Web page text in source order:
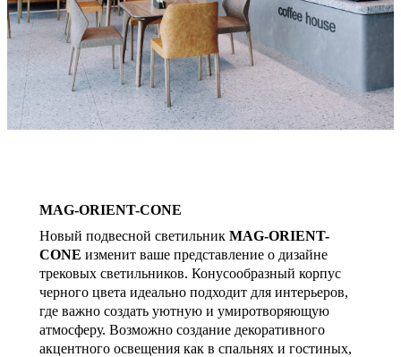
MAG-ORIENT-CONE
Новый подвесной светильник MAG-ORIENT-
CONE изменит ваше представление о дизайне
трековых светильников. Конусообразный корпус
черного цвета идеально подходит для интерьеров,
где важно создать уютную и умиротворяющую
атмосферу. Возможно создание декоративного
акцентного освещения как в спальнях и гостиных,